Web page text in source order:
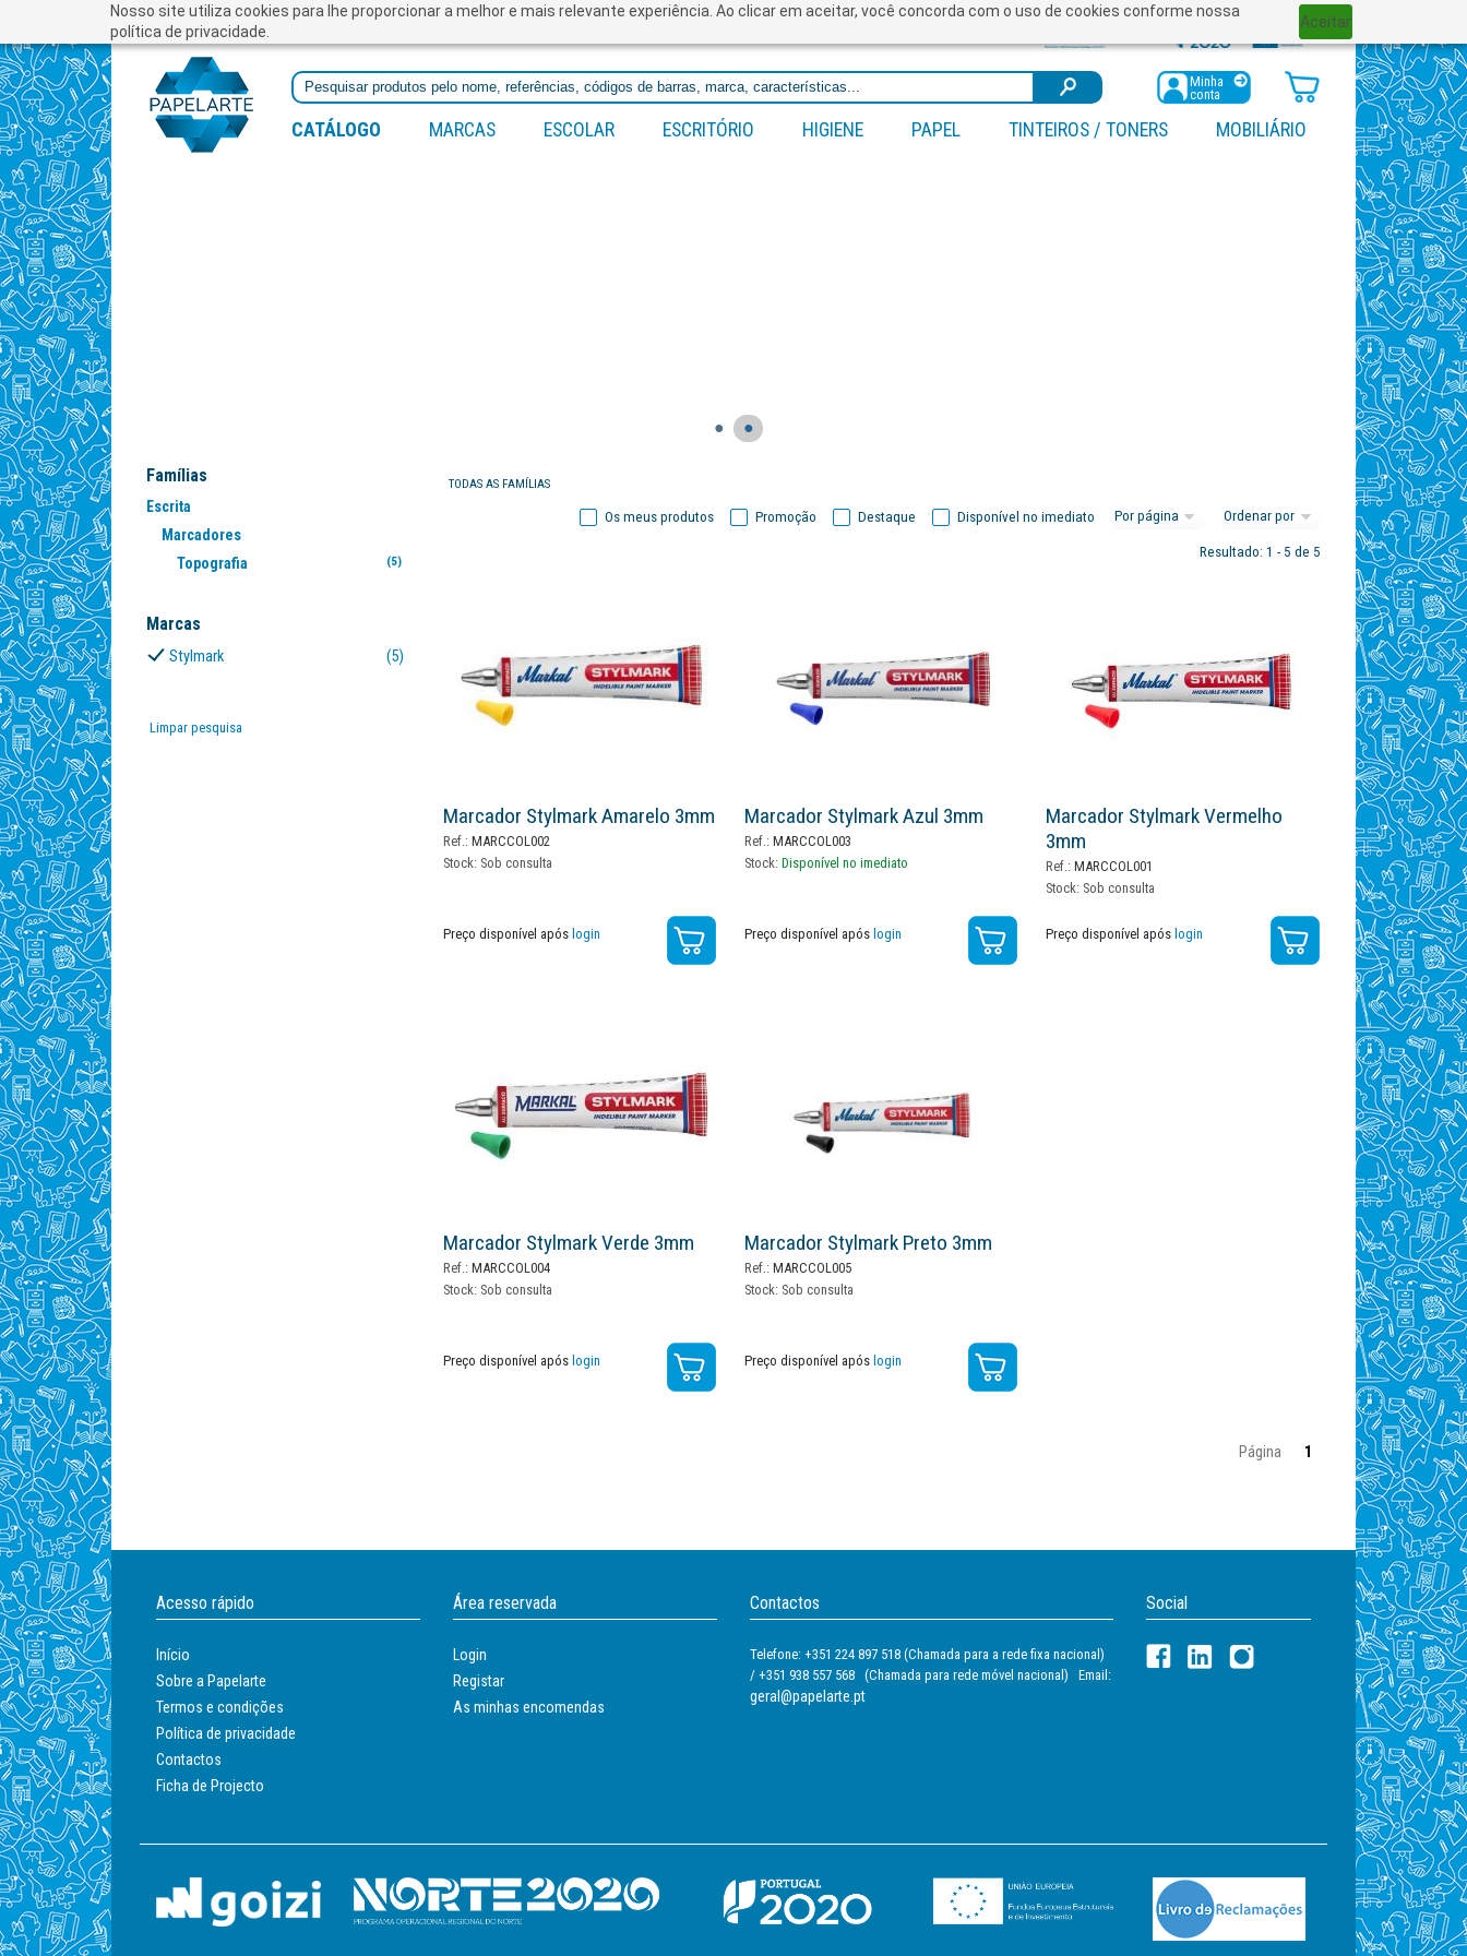
Nosso site utiliza cookies para lhe proporcionar a melhor e mais relevante experiência. Ao clicar em aceitar, você concorda com o uso de cookies conforme nossa
política de privacidade.
Aceitar
Minha
conta
CATÁLOGO MARCAS ESCOLAR ESCRITÓRIO HIGIENE PAPEL TINTEIROS / TONERS MOBILIÁRIO
● ●
Famílias
Escrita
Marcadores
Topografia
(5)
Marcas
Stylmark (5)
Limpar pesquisa
TODAS AS FAMÍLIAS
Disponível no imediato
Destaque
Promoção
Os meus produtos
Resultado: 1 - 5 de 5
Marcador Stylmark Amarelo 3mm
Ref.:MARCCOL002
Stock: Sob consulta
Preço disponível após login
Marcador Stylmark Azul 3mm
Ref.:MARCCOL003
Stock: Disponível no imediato
Preço disponível após login
Marcador Stylmark Vermelho
3mm
Ref.: MARCCOL001
Stock: Sob consulta
Preço disponível após login
Marcador Stylmark Verde 3mm
Ref.:MARCCOL004
Stock: Sob consulta
Preço disponível após login
Marcador Stylmark Preto 3mm
Ref.:MARCCOL005
Stock: Sob consulta
Preço disponível após login
Página 1
Acesso rápido
Início
Sobre a Papelarte
Termos e condições
Política de privacidade
Contactos
Ficha de Projecto
Área reservada
Login
Registar
As minhas encomendas
Contactos
Telefone: +351 224 897 518 (Chamada para a rede fixa nacional)
/ +351 938 557 568 (Chamada para rede móvel nacional) Email:
geral@papelarte.pt
Social